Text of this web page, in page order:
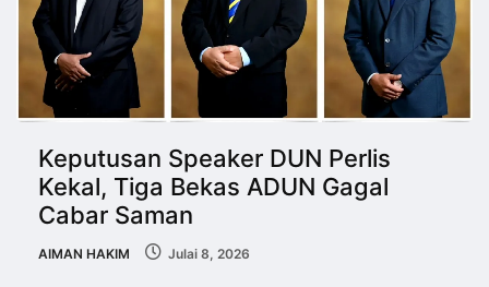
Keputusan Speaker DUN Perlis
Kekal, Tiga Bekas ADUN Gagal
Cabar Saman
AIMAN HAKIM Julai 8, 2026